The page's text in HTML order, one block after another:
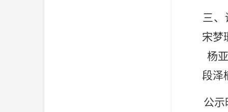
三、
宋梦
杨
段泽
公示